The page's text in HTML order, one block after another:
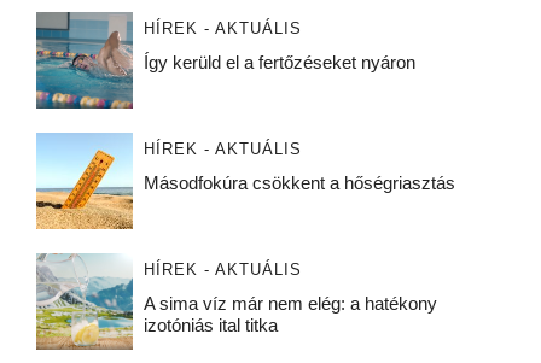
HÍREK - AKTUÁLIS
Így kerüld el a fertőzéseket nyáron
HÍREK - AKTUÁLIS
Másodfokúra csökkent a hőségriasztás
HÍREK - AKTUÁLIS
A sima víz már nem elég: a hatékony
izotóniás ital titka